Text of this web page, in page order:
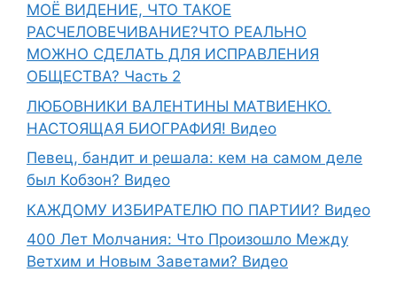
МОЁ ВИДЕНИЕ, ЧТО ТАКОЕ
РАСЧЕЛОВЕЧИВАНИЕ?ЧТО РЕАЛЬНО
МОЖНО СДЕЛАТЬ ДЛЯ ИСПРАВЛЕНИЯ
ОБЩЕСТВА? Часть 2
ЛЮБОВНИКИ ВАЛЕНТИНЫ МАТВИЕНКО.
НАСТОЯЩАЯ БИОГРАФИЯ! Видео
Певец, бандит и решала: кем на самом деле
был Кобзон? Видео
КАЖДОМУ ИЗБИРАТЕЛЮ ПО ПАРТИИ? Видео
400 Лет Молчания: Что Произошло Между
Ветхим и Новым Заветами? Видео